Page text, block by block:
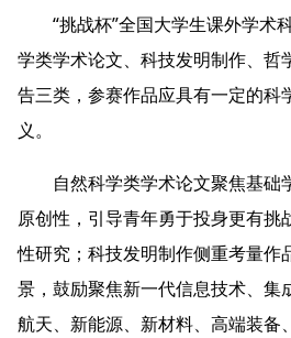
“挑战杯”全国大学生课外学术
学类学术论文、科技发明制作、哲
告三类，参赛作品应具有一定的科
义。
自然科学类学术论文聚焦基础
原创性，引导青年勇于投身更有挑
性研究；科技发明制作侧重考量作
景，鼓励聚焦新一代信息技术、集
航天、新能源、新材料、高端装备